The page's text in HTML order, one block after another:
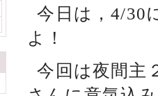
今日は，4/30
よ！
今回は夜間主